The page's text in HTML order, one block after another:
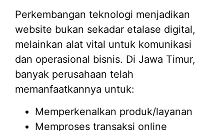
Perkembangan teknologi menjadikan
website bukan sekadar etalase digital,
melainkan alat vital untuk komunikasi
dan operasional bisnis. Di Jawa Timur,
banyak perusahaan telah
memanfaatkannya untuk:
Memperkenalkan produk/layanan
Memproses transaksi online